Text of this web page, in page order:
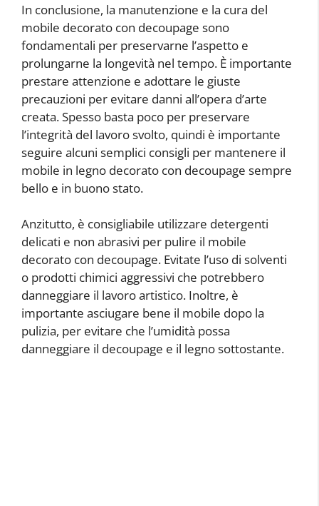
In conclusione, la manutenzione e la cura del
mobile decorato con decoupage sono
fondamentali per preservarne l’aspetto e
prolungarne la longevità nel tempo. È importante
prestare attenzione e adottare le giuste
precauzioni per evitare danni all’opera d’arte
creata. Spesso basta poco per preservare
l’integrità del lavoro svolto, quindi è importante
seguire alcuni semplici consigli per mantenere il
mobile in legno decorato con decoupage sempre
bello e in buono stato.
Anzitutto, è consigliabile utilizzare detergenti
delicati e non abrasivi per pulire il mobile
decorato con decoupage. Evitate l’uso di solventi
o prodotti chimici aggressivi che potrebbero
danneggiare il lavoro artistico. Inoltre, è
importante asciugare bene il mobile dopo la
pulizia, per evitare che l’umidità possa
danneggiare il decoupage e il legno sottostante.